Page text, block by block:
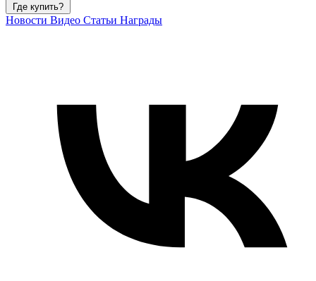
Где купить?
Новости Видео Статьи Награды